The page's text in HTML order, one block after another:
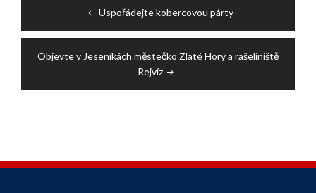
navigationUspořádejte kobercovou párty
Objevte v Jeseníkách městečko Zlaté Hory a rašeliniště
Rejvíz